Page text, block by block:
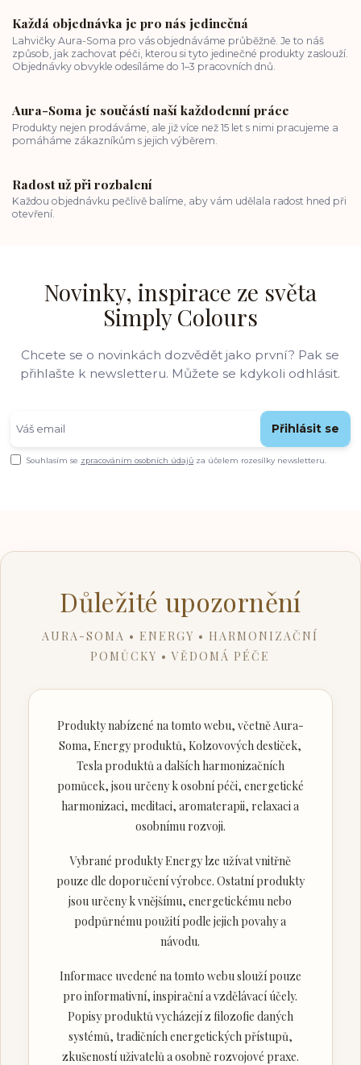
Každá objednávka je pro nás jedinečná
Lahvičky Aura-Soma pro vás objednáváme průběžně. Je to náš
způsob, jak zachovat péči, kterou si tyto jedinečné produkty zaslouží.
Objednávky obvykle odesíláme do 1–3 pracovních dnů.
Aura-Soma je součástí naší každodenní práce
Produkty nejen prodáváme, ale již více než 15 let s nimi pracujeme a
pomáháme zákazníkům s jejich výběrem.
Radost už při rozbalení
Každou objednávku pečlivě balíme, aby vám udělala radost hned při
otevření.
Novinky, inspirace ze světa
Simply Colours
Chcete se o novinkách dozvědět jako první? Pak se
přihlašte k newsletteru. Můžete se kdykoli odhlásit.
Přihlásit se
Souhlasím se zpracováním osobních údajů za účelem rozesílky newsletteru.
Důležité upozornění
AURA-SOMA • ENERGY • HARMONIZAČNÍ
POMŮCKY • VĚDOMÁ PÉČE
Produkty nabízené na tomto webu, včetně Aura-
Soma, Energy produktů, Kolzovových destiček,
Tesla produktů a dalších harmonizačních
pomůcek, jsou určeny k osobní péči, energetické
harmonizaci, meditaci, aromaterapii, relaxaci a
osobnímu rozvoji.
Vybrané produkty Energy lze užívat vnitřně
pouze dle doporučení výrobce. Ostatní produkty
jsou určeny k vnějšímu, energetickému nebo
podpůrnému použití podle jejich povahy a
návodu.
Informace uvedené na tomto webu slouží pouze
pro informativní, inspirační a vzdělávací účely.
Popisy produktů vycházejí z filozofie daných
systémů, tradičních energetických přístupů,
zkušeností uživatelů a osobně rozvojové praxe.